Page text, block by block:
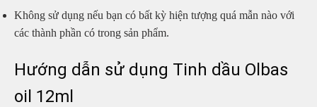
Không sử dụng nếu bạn có bất kỳ hiện tượng quá mẫn nào với
các thành phần có trong sản phẩm.
Hướng dẫn sử dụng Tinh dầu Olbas
oil 12ml